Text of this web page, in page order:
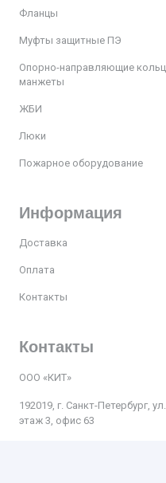
Фланцы
Муфты защитные ПЭ
Опорно-направляющие
манжеты
ЖБИ
Люки
Пожарное оборудование
Информация
Доставка
Оплата
Контакты
Контакты
ООО «КИТ»
192019, г. Санкт-Петербург,
этаж 3, офис 63